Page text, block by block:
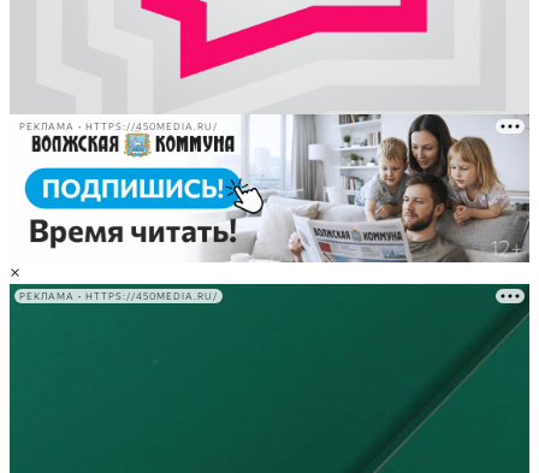
РЕКЛАМА • HTTPS://450MEDIA.RU/
×
РЕКЛАМА • HTTPS://450MEDIA.RU/